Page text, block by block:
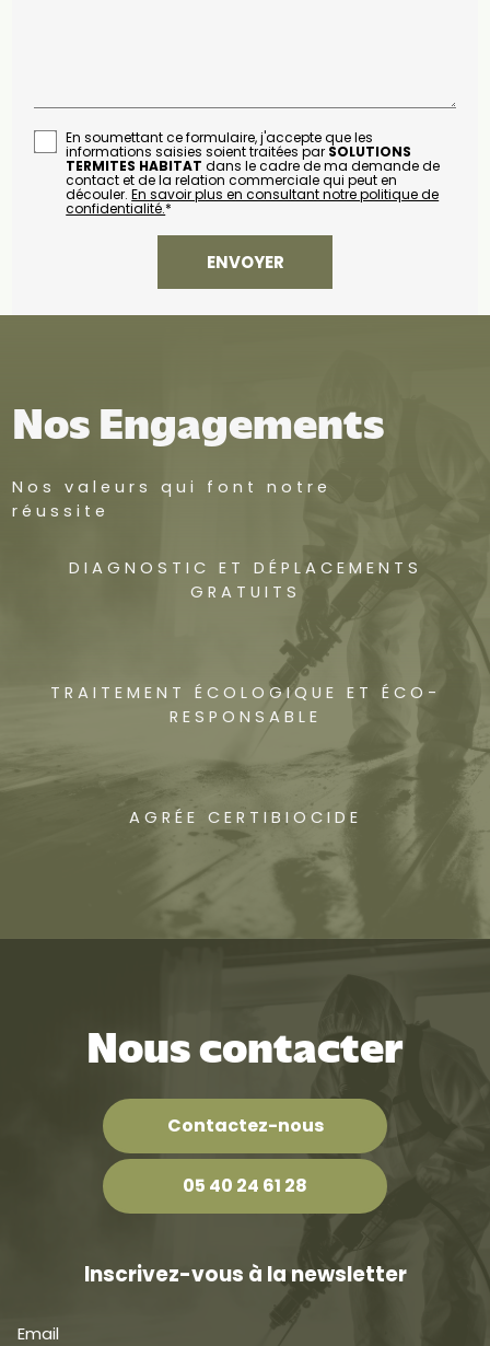
En soumettant ce formulaire, j'accepte que les
informations saisies soient traitées par SOLUTIONS
TERMITES HABITAT dans le cadre de ma demande de
contact et de la relation commerciale qui peut en
découler.En savoir plus en consultant notre politique de
confidentialité.*
Nos Engagements
Nos valeurs qui font notre
réussite
DIAGNOSTIC ET DÉPLACEMENTS
GRATUITS
TRAITEMENT ÉCOLOGIQUE ET ÉCO-
RESPONSABLE
AGRÉE CERTIBIOCIDE
Nous contacter
Contactez-nous
05 40 24 61 28
Inscrivez-vous à la newsletter
Email